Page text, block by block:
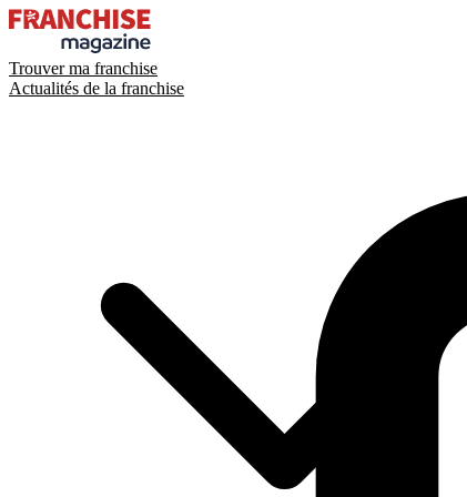
Trouver ma franchise
Actualités de la franchise